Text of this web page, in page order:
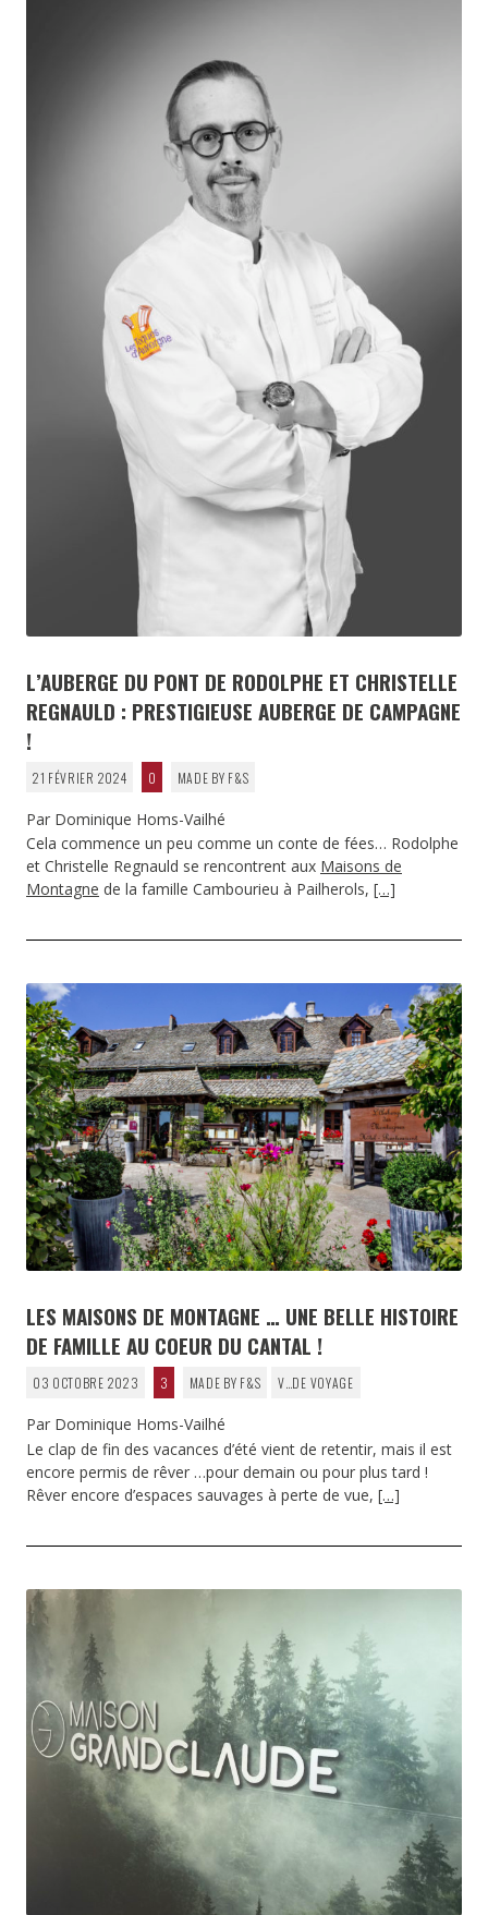
L’AUBERGE DU PONT DE RODOLPHE ET CHRISTELLE
REGNAULD : PRESTIGIEUSE AUBERGE DE CAMPAGNE
!
21 FÉVRIER 2024 0 MADE BY F&S
Par Dominique Homs-Vailhé
Cela commence un peu comme un conte de fées… Rodolphe
et Christelle Regnauld se rencontrent aux Maisons de
Montagne de la famille Cambourieu à Pailherols, […]
LES MAISONS DE MONTAGNE … UNE BELLE HISTOIRE
DE FAMILLE AU COEUR DU CANTAL !
03 OCTOBRE 2023 3 MADE BY F&S V…DE VOYAGE
Par Dominique Homs-Vailhé
Le clap de fin des vacances d’été vient de retentir, mais il est
encore permis de rêver …pour demain ou pour plus tard !
Rêver encore d’espaces sauvages à perte de vue, […]